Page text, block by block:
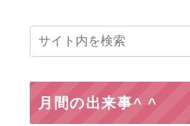
月間の出来事^ ^